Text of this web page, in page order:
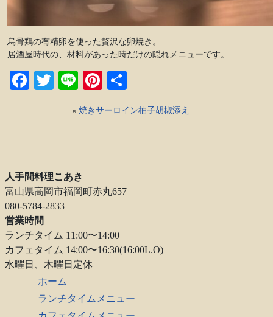
烏骨鶏の有精卵を使った贅沢な卵焼き。
居酒屋時代の、材料があった時だけの隠れメニューです。
Facebook
TwitterLinePinterest
有
« 焼きサーロイン柚子胡椒添え
人手間料理こあき
富山県高岡市福岡町赤丸657
080-5784-2833
営業時間
ランチタイム 11:00〜14:00
カフェタイム 14:00〜16:30(16:00L.O)
水曜日、木曜日定休
ホーム
ランチタイムメニュー